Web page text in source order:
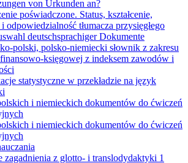
von Urkunden an?
poświadczone. Status, kształcenie,
odpowiedzialność tłumacza przysięgłego
deutschsprachiger Dokumente
polski, polsko-niemiecki słownik z zakresu
księgowej z indeksem zawodów i
statystyczne w przekładzie na język
i niemieckich dokumentów do ćwiczeń
i niemieckich dokumentów do ćwiczeń
zagadnienia z glotto- i translodydaktyki 1